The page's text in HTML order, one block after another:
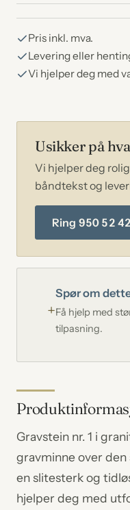
Pris inkl. mva.
Levering eller
Vi hjelper deg med
Usikker på
Vi hjelper deg
båndtekst og
Ring 950 52
Spør om
Få hjelp med
tilpasning.
Gravstein nr. 1 i
gravminne over
en slitesterk og
hjelper deg med